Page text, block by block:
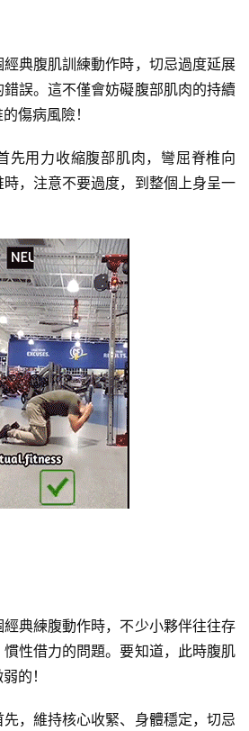
典腹肌訓練動作時，切忌過度延展
誤。這不僅會妨礙腹部肌肉的持續
傷病風險！
先用力收縮腹部肌肉，彎屈脊椎向
，注意不要過度，到整個上身呈一
典練腹動作時，不少小夥伴往往存
性借力的問題。要知道，此時腹肌
的！
，維持核心收緊、身體穩定，切忌